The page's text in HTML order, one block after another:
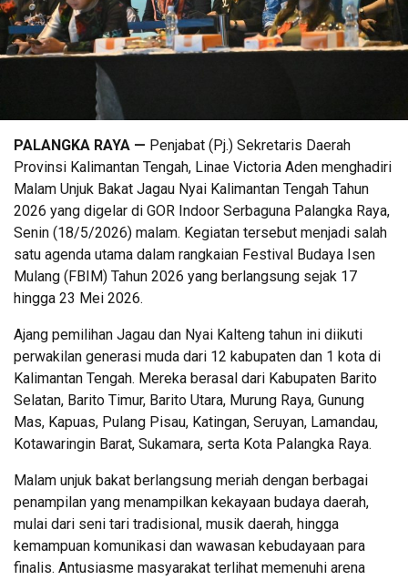
PALANGKA RAYA — Penjabat (Pj.) Sekretaris Daerah
Provinsi Kalimantan Tengah, Linae Victoria Aden menghadiri
Malam Unjuk Bakat Jagau Nyai Kalimantan Tengah Tahun
2026 yang digelar di GOR Indoor Serbaguna Palangka Raya,
Senin (18/5/2026) malam. Kegiatan tersebut menjadi salah
satu agenda utama dalam rangkaian Festival Budaya Isen
Mulang (FBIM) Tahun 2026 yang berlangsung sejak 17
hingga 23 Mei 2026.
Ajang pemilihan Jagau dan Nyai Kalteng tahun ini diikuti
perwakilan generasi muda dari 12 kabupaten dan 1 kota di
Kalimantan Tengah. Mereka berasal dari Kabupaten Barito
Selatan, Barito Timur, Barito Utara, Murung Raya, Gunung
Mas, Kapuas, Pulang Pisau, Katingan, Seruyan, Lamandau,
Kotawaringin Barat, Sukamara, serta Kota Palangka Raya.
Malam unjuk bakat berlangsung meriah dengan berbagai
penampilan yang menampilkan kekayaan budaya daerah,
mulai dari seni tari tradisional, musik daerah, hingga
kemampuan komunikasi dan wawasan kebudayaan para
finalis. Antusiasme masyarakat terlihat memenuhi arena